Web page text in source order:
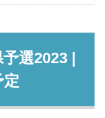
選2023 |
定